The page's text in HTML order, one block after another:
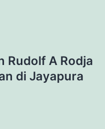
Rudolf A Rodja
di Jayapura